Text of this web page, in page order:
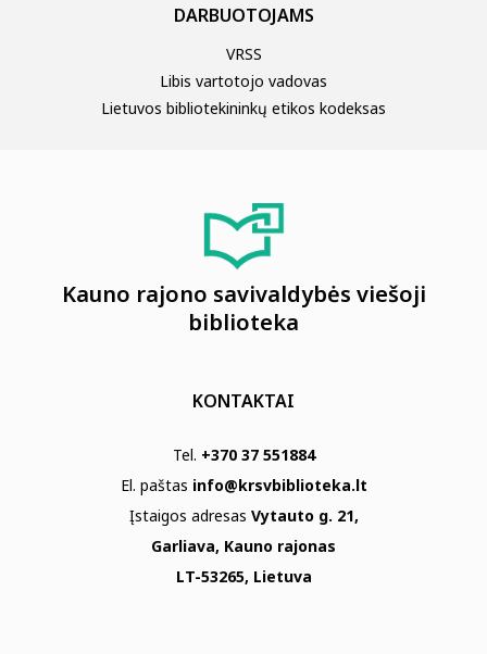
DARBUOTOJAMS
VRSS
Libis vartotojo vadovas
Lietuvos bibliotekininkų etikos kodeksas
Kauno rajono savivaldybės viešoji
biblioteka
KONTAKTAI
Tel. +370 37 551884
El. paštas info@krsvbiblioteka.lt
Įstaigos adresas Vytauto g. 21,
Garliava, Kauno rajonas
LT-53265, Lietuva